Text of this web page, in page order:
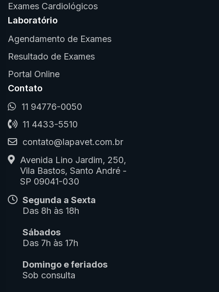
Exames Cardiológicos
Laboratório
Agendamento de Exames
Resultado de Exames
Portal Online
Contato
11 94776-0050
11 4433-5510
contato@lapavet.com.br
Avenida Lino Jardim, 250,
Vila Bastos, Santo André -
SP 09041-030
Segunda a Sexta
Das 8h às 18h
Sábados
Das 7h às 17h
Domingo e feriados
Sob consulta